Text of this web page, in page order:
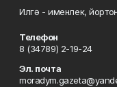
Илгә - именлек,
Телефон
8 (34789) 2-19-24
Эл. почта